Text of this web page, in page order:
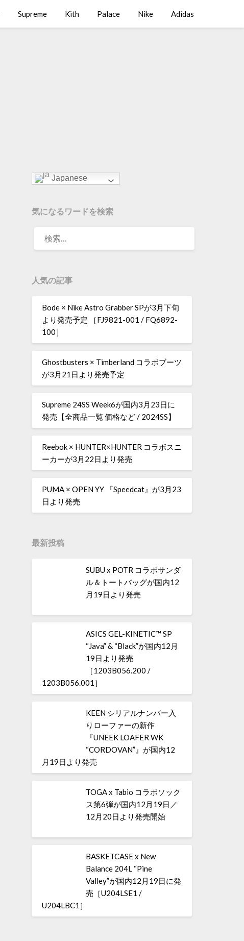
Supreme Kith Palace Nike Adidas
Japanese
気になるワードを検索
人気の記事
Bode × Nike Astro Grabber SPが3月下旬
より発売予定 ［FJ9821-001 / FQ6892-
100］
Ghostbusters × Timberland コラボブーツ
が3月21日より発売予定
Supreme 24SS Week6が国内3月23日に
発売【全商品一覧 価格など / 2024SS】
Reebok × HUNTER×HUNTER コラボスニ
ーカーが3月22日より発売
PUMA × OPEN YY 『Speedcat』が3月23
日より発売
最新投稿
SUBU x POTR コラボサンダ
ル＆トートバッグが国内12
月19日より発売
ASICS GEL-KINETIC™ SP
“Java” & “Black”が国内12月
19日より発売
［1203B056.200 /
1203B056.001］
KEEN シリアルナンバー入
りローファーの新作
『UNEEK LOAFER WK
“CORDOVAN”』が国内12
月19日より発売
TOGA x Tabio コラボソック
ス第6弾が国内12月19日／
12月20日より発売開始
BASKETCASE x New
Balance 204L “Pine
Valley”が国内12月19日に発
売［U204LSE1 /
U204LBC1］